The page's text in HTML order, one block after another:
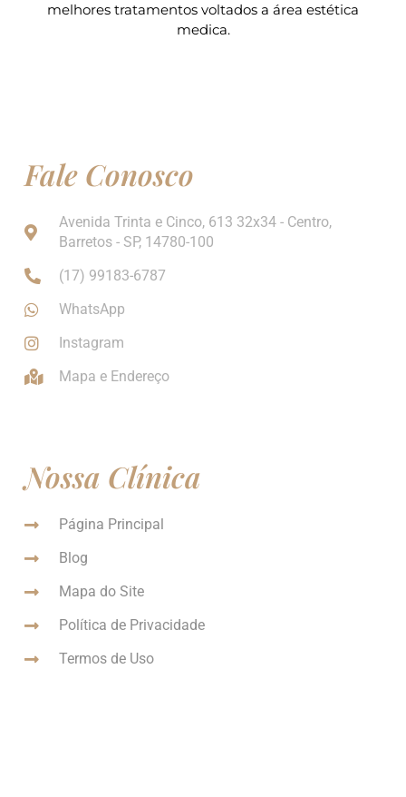
melhores tratamentos voltados a área estética
medica.
Fale Conosco
Avenida Trinta e Cinco, 613 32x34 - Centro,
Barretos - SP, 14780-100
(17) 99183-6787
WhatsApp
Instagram
Mapa e Endereço
Nossa Clínica
Página Principal
Blog
Mapa do Site
Política de Privacidade
Termos de Uso